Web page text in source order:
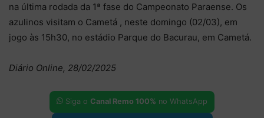
na última rodada da 1ª fase do Campeonato Paraense. Os
azulinos visitam o Cametá , neste domingo (02/03), em
jogo às 15h30, no estádio Parque do Bacurau, em Cametá.
Diário Online, 28/02/2025
Siga o Canal Remo 100% no WhatsApp